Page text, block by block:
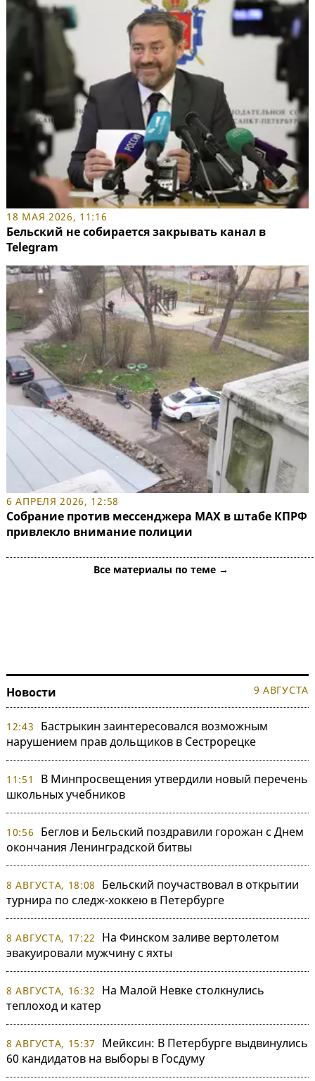
18 МАЯ 2026, 11:16
Бельский не собирается закрывать канал в
Telegram
6 АПРЕЛЯ 2026, 12:58
Собрание против мессенджера MAX в штабе КПРФ
привлекло внимание полиции
Все материалы по теме →
Новости 9 АВГУСТА
12:43
Бастрыкин заинтересовался возможным
нарушением прав дольщиков в Сестрорецке
11:51
В Минпросвещения утвердили новый перечень
школьных учебников
10:56
Беглов и Бельский поздравили горожан с Днем
окончания Ленинградской битвы
8 АВГУСТА, 18:08
Бельский поучаствовал в открытии
турнира по следж-хоккею в Петербурге
8 АВГУСТА, 17:22
На Финском заливе вертолетом
эвакуировали мужчину с яхты
8 АВГУСТА, 16:32
На Малой Невке столкнулись
теплоход и катер
8 АВГУСТА, 15:37
Мейксин: В Петербурге выдвинулись
60 кандидатов на выборы в Госдуму